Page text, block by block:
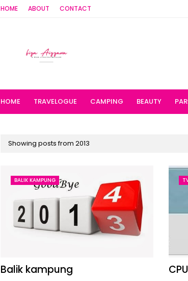
HOME ABOUT CONTACT
HOME TRAVELOGUE CAMPING BEAUTY
Showing posts from 2013
BALIK KAMPUNG
Balik kampung